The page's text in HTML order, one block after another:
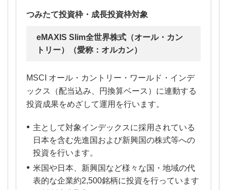
つみたて投資枠・成長投資枠対象
eMAXIS Slim全世界株式（オール・カン
トリー）（愛称：オルカン）
MSCI オール・カントリー・ワールド・インデ
ックス（配当込み、円換算ベース）に連動する
投資成果をめざして運用を行います。
主として対象インデックスに採用されている
日本を含む先進国および新興国の株式等への
投資を行います。
米国や日本、新興国など様々な国・地域の代
表的な企業約2,500銘柄に投資を行っています